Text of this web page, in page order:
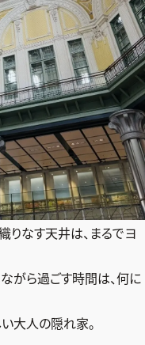
なす天井は、まるでヨ
がら過ごす時間は、何に
大人の隠れ家。